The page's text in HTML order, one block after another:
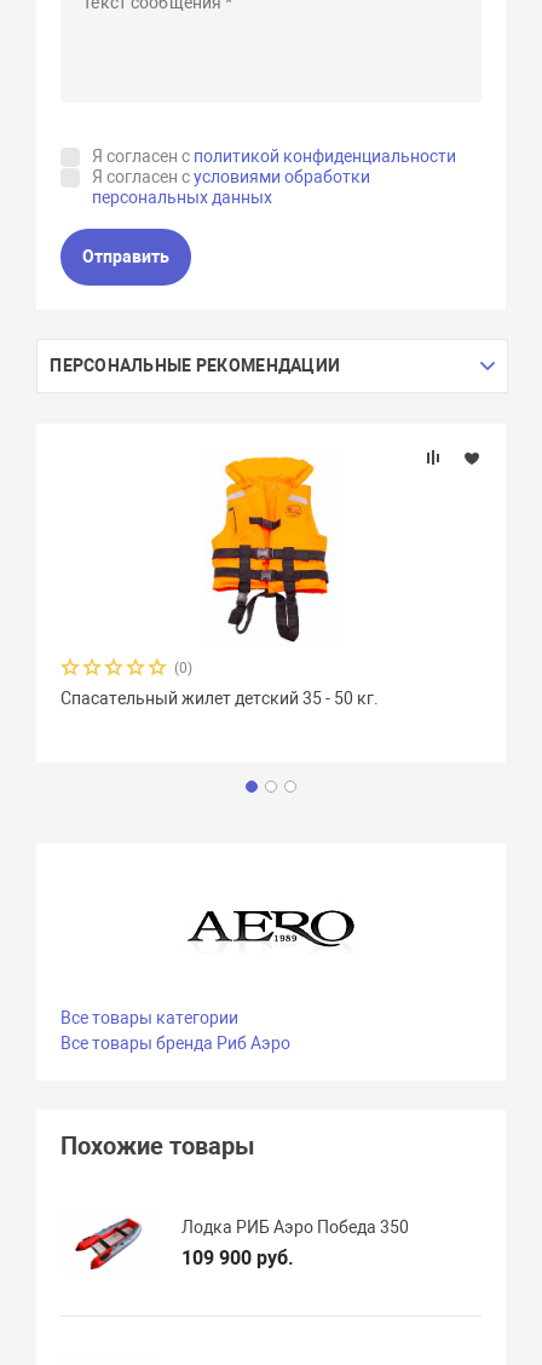
Я согласен с политикой конфиденциальности
Я согласен сусловиями обработки
персональных данных
Отправить
ПЕРСОНАЛЬНЫЕ РЕКОМЕНДАЦИИ
(0)
Спасательный жилет детский 35 - 50 кг.
Все товары категории
Все товары бренда Риб Аэро
Похожие товары
Лодка РИБ Аэро Победа 350
109 900 руб.